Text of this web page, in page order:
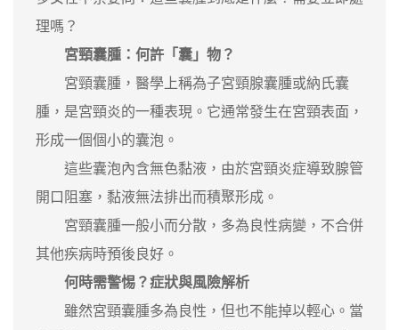
理嗎？
宮頸囊腫：何許「囊」物？
宮頸囊腫，醫學上稱為子宮頸腺囊腫或納氏囊
腫，是宮頸炎的一種表現。它通常發生在宮頸表面，
形成一個個小的囊泡。
這些囊泡內含無色黏液，由於宮頸炎症導致腺管
開口阻塞，黏液無法排出而積聚形成。
宮頸囊腫一般小而分散，多為良性病變，不合併
其他疾病時預後良好。
何時需警惕？症狀與風險解析
雖然宮頸囊腫多為良性，但也不能掉以輕心。當